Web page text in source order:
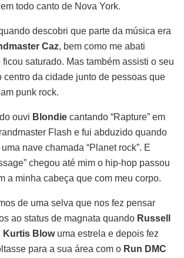
todo canto de Nova York.
descobri que parte da música era
Caz, bem como me abati
saturado. Mas também assisti o seu
centro da cidade junto de pessoas que
punk rock.
ouvi Blondie cantando “Rapture” em
Flash e fui abduzido quando
nave chamada “Planet rock”. E
chegou até mim o hip-hop passou
a minha cabeça que com meu corpo.
de uma selva que nos fez pensar
ao status de magnata quando Russell
Kurtis Blowuma estrela e depois fez
para a sua área com o Run DMC